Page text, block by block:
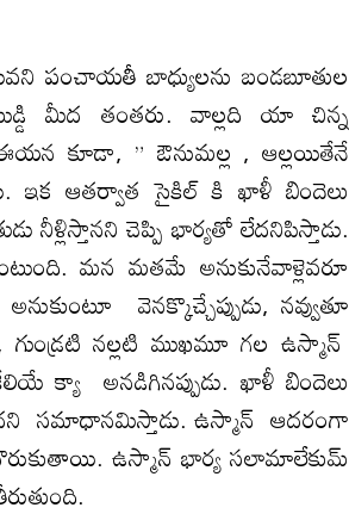
పంచాయతీ బాధ్యులను బండబూతుల
మీద తంతరు. వాల్లది యా చిన్న
ఈయన కూడా, ” ఔనుమల్ల , ఆల్లయితేనే
ఇక ఆతర్వాత సైకిల్ కి ఖాళీ బిందెలు
చెప్పి భార్యతో లేదనిపిస్తాడు.
మన మతమే అనుకునేవాళ్లెవరూ
వెనక్కొచ్చేప్పుడు, నవ్వుతూ
నల్లటి ముఖమూ గల ఉస్మాన్
క్యా అనడిగినప్పుడు. ఖాళీ బిందెలు
సమాధానమిస్తాడు. ఉస్మాన్ ఆదరంగా
ఉస్మాన్ భార్య సలామాలేకుమ్